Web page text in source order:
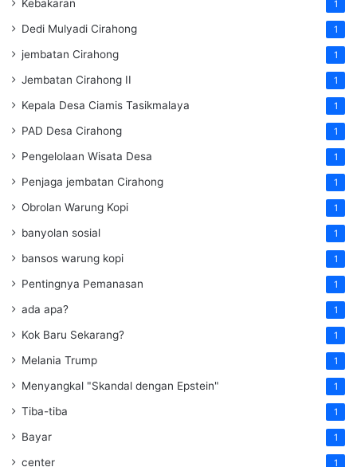
Kebakaran 1
Dedi Mulyadi Cirahong 1
jembatan Cirahong 1
Jembatan Cirahong II 1
Kepala Desa Ciamis Tasikmalaya 1
PAD Desa Cirahong 1
Pengelolaan Wisata Desa 1
Penjaga jembatan Cirahong 1
Obrolan Warung Kopi 1
banyolan sosial 1
bansos warung kopi 1
Pentingnya Pemanasan 1
ada apa? 1
Kok Baru Sekarang? 1
Melania Trump 1
Menyangkal "Skandal dengan Epstein" 1
Tiba-tiba 1
Bayar 1
center 1